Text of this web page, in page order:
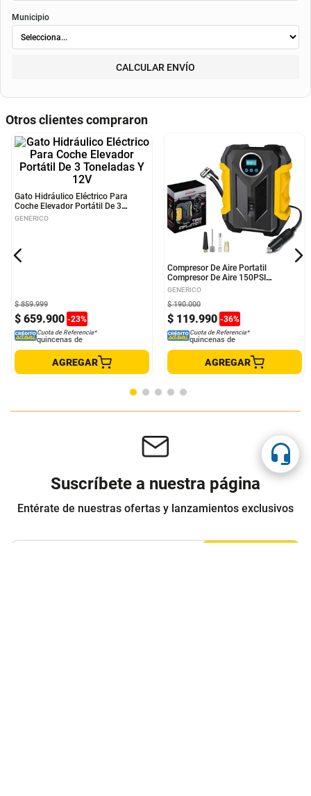
Municipio
CALCULAR ENVÍO
Otros clientes compraron
$ 659.900 -23%
$ 859.999
Cuota de Referencia*
quincenas de
AGREGAR
Compresor De Aire Portatil
Compresor De Aire 150PSI
Compresor De Aire Inflador
GENERICO
$ 119.990 -36%
$ 190.000
Cuota de Referencia*
quincenas de
AGREGAR
Suscríbete a nuestra página
Entérate de nuestras ofertas y lanzamientos exclusivos